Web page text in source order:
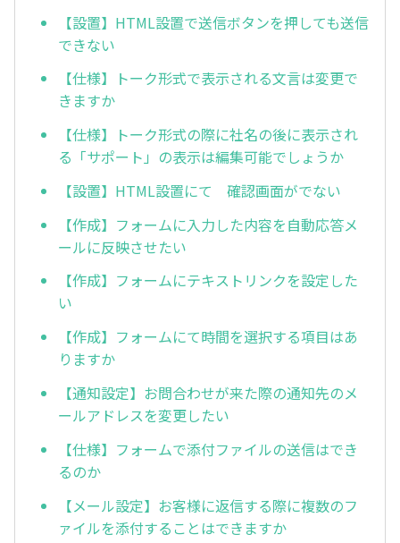
【設置】HTML設置で送信ボタンを押しても送信
できない
【仕様】トーク形式で表示される文言は変更で
きますか
【仕様】トーク形式の際に社名の後に表示され
る「サポート」の表示は編集可能でしょうか
【設置】HTML設置にて 確認画面がでない
【作成】フォームに入力した内容を自動応答メ
ールに反映させたい
【作成】フォームにテキストリンクを設定した
い
【作成】フォームにて時間を選択する項目はあ
りますか
【通知設定】お問合わせが来た際の通知先のメ
ールアドレスを変更したい
【仕様】フォームで添付ファイルの送信はでき
るのか
【メール設定】お客様に返信する際に複数のフ
ァイルを添付することはできますか